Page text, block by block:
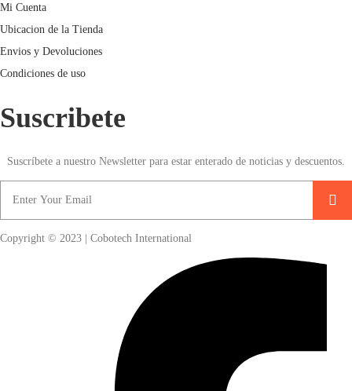
Mi Cuenta
Ubicacion de la Tienda
Envios y Devoluciones
Condiciones de uso
Suscribete
Suscríbete a nuestro Newsletter para estar enterado de noticias y descuentos.
Copyright © 2023 | Cobotech International